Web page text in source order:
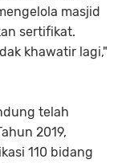
masjid
sertifikat.
khawatir lagi,"
telah
2019,
110 bidang